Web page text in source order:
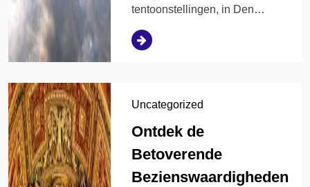
tentoonstellingen, in Den…
Uncategorized
Ontdek de
Betoverende
Bezienswaardigheden